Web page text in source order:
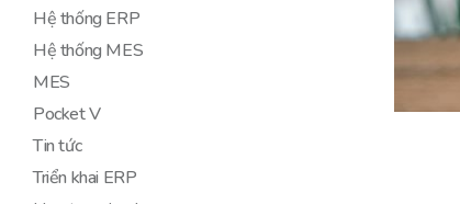
Hệ thống ERP
Hệ thống MES
MES
Pocket V
Tin tức
Triển khai ERP